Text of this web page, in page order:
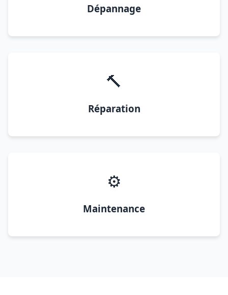
Dépannage
🔨
Réparation
⚙️
Maintenance